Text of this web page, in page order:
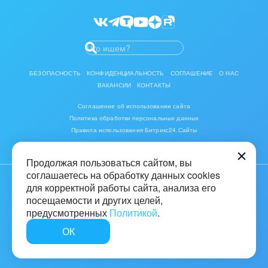
Разработчикам приложений
БЕЗОПАСНОСТЬ КОНФИДЕНЦИАЛЬНОСТЬ СОГЛАШЕНИЕ
О НАС
ВАКАНСИИ
КОНТАКТЫ
Соглашение об использовании сайта
Политика обработки персональных данных
Правила использования Битрикс24.Сайты
© 2001-2026 «Битрикс», «1С-Битрикс». Работает на «1С-Битрикс:
Управление сайтом»
16+
Быстро с 1С-Битрикс
Продолжая пользоваться сайтом, вы
соглашаетесь на обработку данных cookies
для корректной работы сайта, анализа его
посещаемости и других целей,
предусмотренных Политикой.
ОК